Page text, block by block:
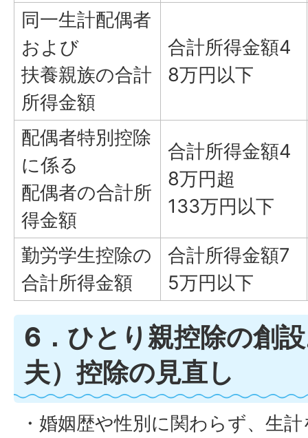
同一生計配偶者
および
扶養親族の合計
所得金額
合計所得金額4
8万円以下
配偶者特別控除
に係る
配偶者の合計所
得金額
合計所得金額4
8万円超
133万円以下
勤労学生控除の
合計所得金額
合計所得金額7
5万円以下
6．ひとり親控除の創
夫）控除の見直し
・婚姻歴や性別に関わらず、生